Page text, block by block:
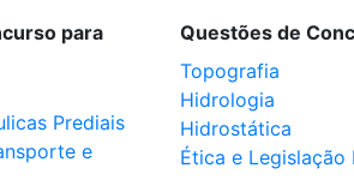
para
Prediais
e
Questões de
Topografia
Hidrologia
Hidrostática
Ética e Legislação